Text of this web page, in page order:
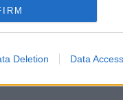
Deletion Data Access
moeten starten
te doen wat we het
en … naar onze